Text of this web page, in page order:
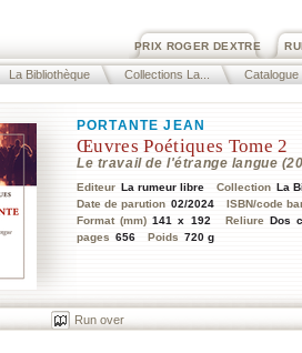
PRIX ROGER DEXTRE
La Bibliothèque Collections La... Catalogue
PORTANTE JEAN
Œuvres Poétiques Tome 2
Le travail de l'étrange langue
Editeur La rumeur libre Collection La
Date de parution 02/2024 ISBN/code
Format (mm) 141 x 192 Reliure Dos
pages 656 Poids 720 g
Run over